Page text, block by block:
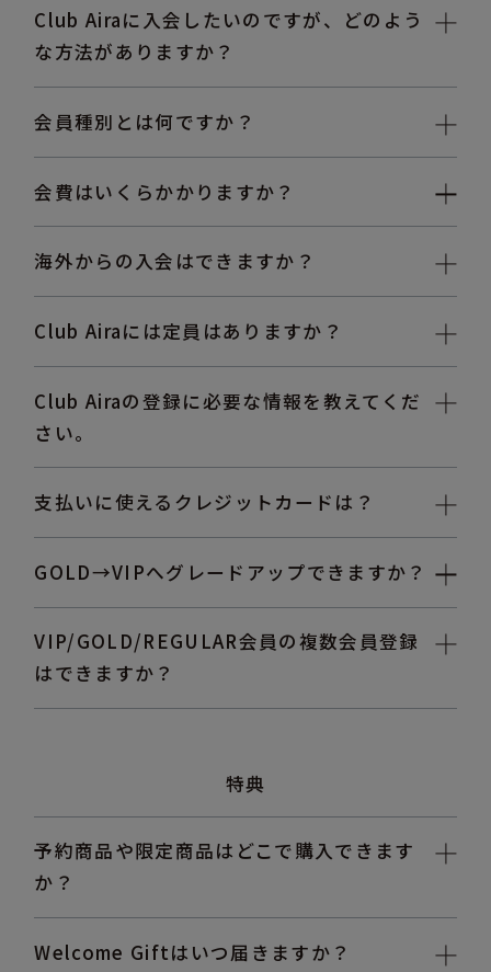
Club Airaに入会したいのですが、どのよう
な方法がありますか？
会員種別とは何ですか？
会費はいくらかかりますか？
海外からの入会はできますか？
Club Airaには定員はありますか？
Club Airaの登録に必要な情報を教えてくだ
さい。
支払いに使えるクレジットカードは？
GOLD→VIPへグレードアップできますか？
VIP/GOLD/REGULAR会員の複数会員登録
はできますか？
特典
予約商品や限定商品はどこで購入できます
か？
Welcome Giftはいつ届きますか？